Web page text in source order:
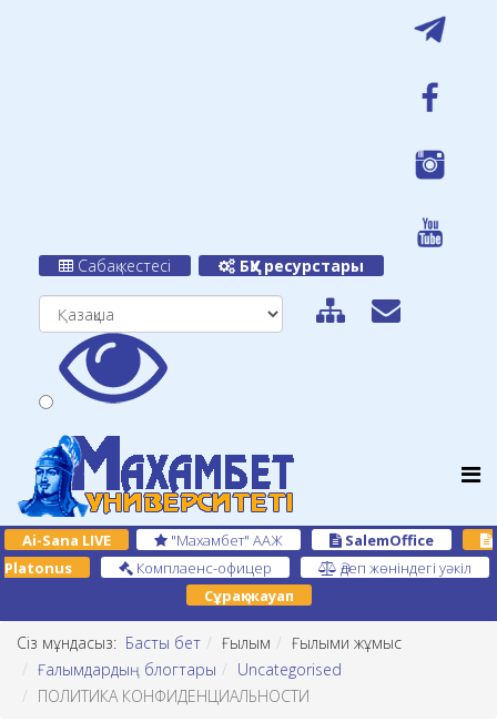
Сабақ кестесі БҚУ ресурстары
Ai-Sana LIVE "Махамбет" ААЖ
SalemOffice
Platonus
Комплаенс-офицер
Әдеп жөніндегі уәкіл
Сұрақ-жауап
Сіз мұндасыз: Басты бет Ғылым
Ғылыми жұмыс
Ғалымдардың блогтары
Uncategorised
ПОЛИТИКА КОНФИДЕНЦИАЛЬНОСТИ